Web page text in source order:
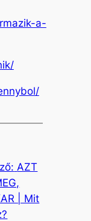
a-
AZT
| Mit